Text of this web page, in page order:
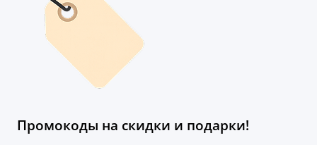
Промокоды на скидки и подарки!